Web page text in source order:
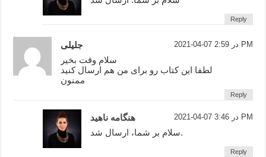
Reply
جلیلی 2021-04-07 در 2:59 PM
سلام وقت بخیر
لطفا این کتاب رو برای من هم ارسال کنید
ممنون
Reply
هنگامه ناهید 2021-04-07 در 3:46 PM
سلام بر شما، ارسال شد.
Reply